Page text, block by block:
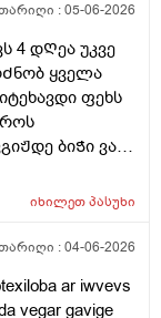
მირჩევთ
ყურიც
და ყრუდ
ჟრუანტელს
არეში
მინდა
ჩემი თავი
იქნება ეს
:05-06-2026
4 დᲦეა უკვე
ყველა
ფეხს
ბიᲭი ვარ
ისე რო
იხილეთპასუხი
:04-06-2026
ar iwvevs
vegar gavige